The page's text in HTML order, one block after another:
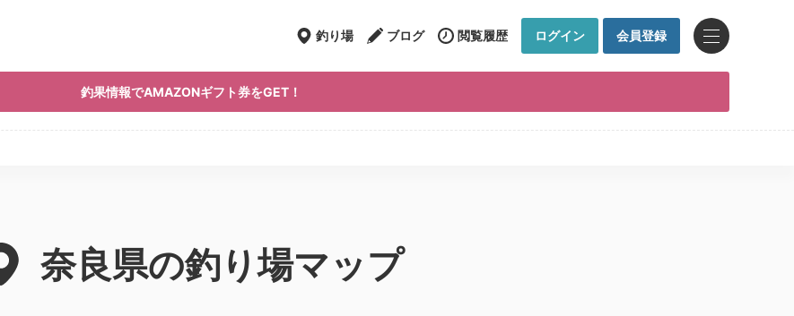
釣り場 ブログ 閲覧履歴 ログイン 会員登録
釣果情報でAMAZONギフト券をGET！
奈良県の釣り場マップ